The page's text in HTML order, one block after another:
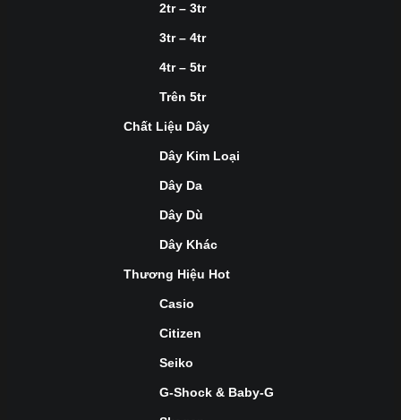
2tr – 3tr
3tr – 4tr
4tr – 5tr
Trên 5tr
Chất Liệu Dây
Dây Kim Loại
Dây Da
Dây Dù
Dây Khác
Thương Hiệu Hot
Casio
Citizen
Seiko
G-Shock & Baby-G